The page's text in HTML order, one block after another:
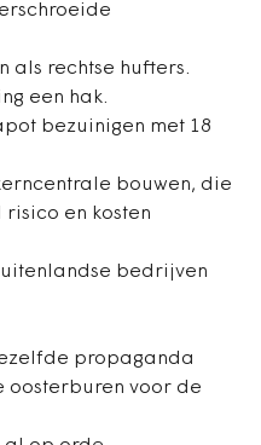
als rechtse hufters.
een hak.
bezuinigen met 18
bouwen, die
risico en kosten
bedrijven
propaganda
oosterburen voor de